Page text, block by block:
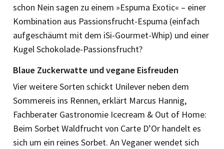
schon Nein sagen zu einem »Espuma Exotic« – einer
Kombination aus Passionsfrucht-Espuma (einfach
aufgeschäumt mit dem iSi-Gourmet-Whip) und einer
Kugel Schokolade-Passionsfrucht?
Blaue Zuckerwatte und vegane Eisfreuden
Vier weitere Sorten schickt Unilever neben dem
Sommereis ins Rennen, erklärt Marcus Hannig,
Fachberater Gastronomie Icecream & Out of Home:
Beim Sorbet Waldfrucht von Carte D’Or handelt es
sich um ein reines Sorbet. An Veganer wendet sich